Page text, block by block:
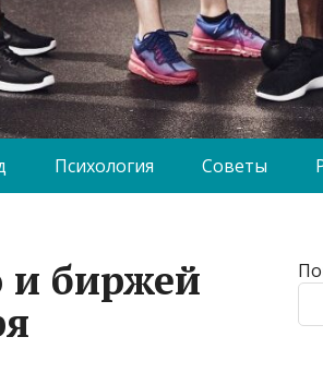
Психология Советы
и биржей